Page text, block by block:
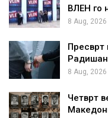
ВЛЕН го
8 Aug,
Пресврт
8 Aug,
Четврт